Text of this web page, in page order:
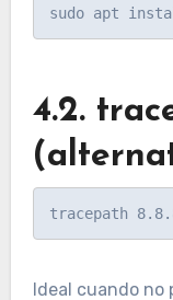
4.2.
Ideal cuando